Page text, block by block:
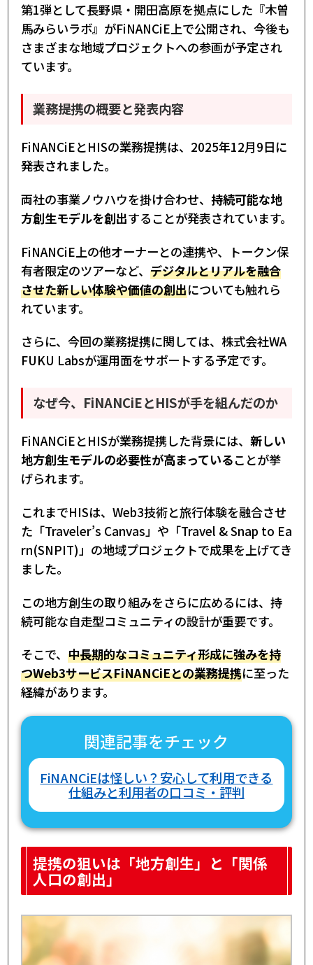
第1弾として長野県・開田高原を拠点にした『木曽
馬みらいラボ』がFiNANCiE上で公開され、今後も
さまざまな地域プロジェクトへの参画が予定され
ています。
業務提携の概要と発表内容
FiNANCiEとHISの業務提携は、2025年12月9日に
発表されました。
両社の事業ノウハウを掛け合わせ、 持続可能な地
方創生モデルを創出することが発表されています。
FiNANCiE上の他オーナーとの連携や、トークン保
有者限定のツアーなど、 デジタルとリアルを融合
させた新しい体験や価値の創出についても触れら
れています。
さらに、今回の業務提携に関しては、株式会社WA
FUKU Labsが運用面をサポートする予定です。
なぜ今、FiNANCiEとHISが手を組んだのか
FiNANCiEとHISが業務提携した背景には、 新しい
地方創生モデルの必要性が高まっていることが挙
げられます。
これまでHISは、Web3技術と旅行体験を融合させ
た「Traveler’s Canvas」や「Travel & Snap to Ea
rn(SNPIT)」の地域プロジェクトで成果を上げてき
ました。
この地方創生の取り組みをさらに広めるには、持
続可能な自走型コミュニティの設計が重要です。
そこで、 中長期的なコミュニティ形成に強みを持
つWeb3サービスFiNANCiEとの業務提携に至った
経緯があります。
関連記事をチェック
FiNANCiEは怪しい？安心して利用できる
仕組みと利用者の口コミ・評判
提携の狙いは「地方創生」と「関係
人口の創出」